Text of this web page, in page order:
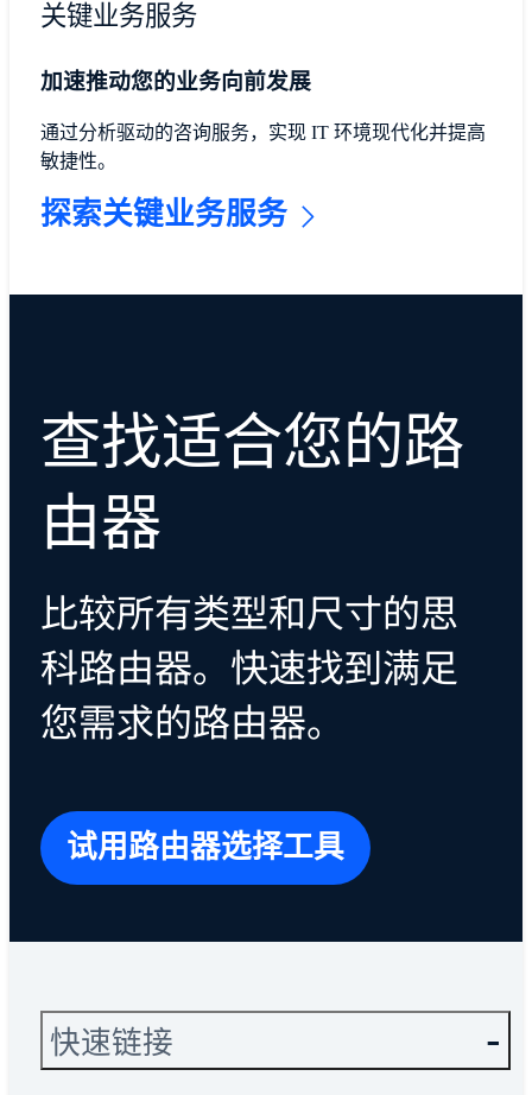
关键业务服务
加速推动您的业务向前发展
通过分析驱动的咨询服务，实现 IT 环境现代化并提高
敏捷性。
探索关键业务服务
查找适合您的路
由器
比较所有类型和尺寸的思
科路由器。快速找到满足
您需求的路由器。
试用路由器选择工具
快速链接